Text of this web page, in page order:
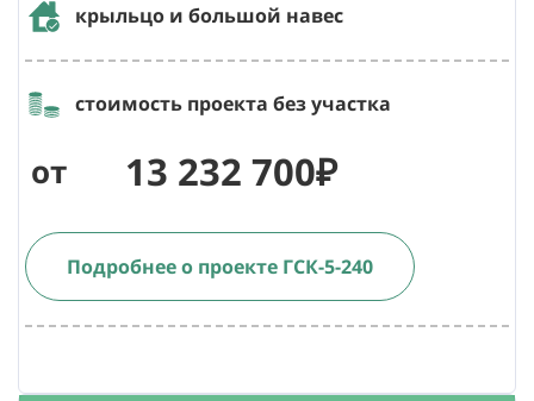
крыльцо и большой навес
стоимость проекта без участка
от 13 232 700₽
Подробнее о проекте ГСК-5-240